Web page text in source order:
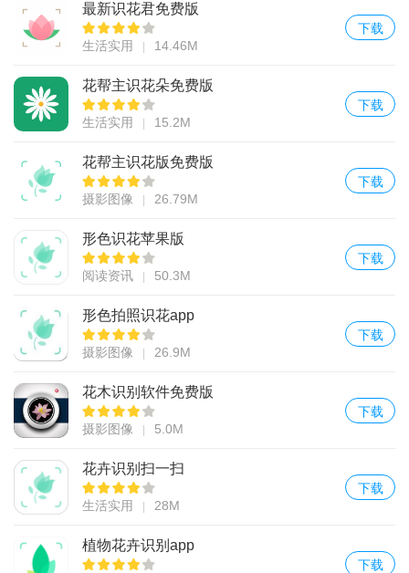
最新识花君免费版
生活实用 14.46M
下载
花帮主识花朵免费版
生活实用 15.2M
下载
花帮主识花版免费版
摄影图像 26.79M
下载
形色识花苹果版
阅读资讯 50.3M
下载
形色拍照识花app
摄影图像 26.9M
下载
花木识别软件免费版
摄影图像 5.0M
下载
花卉识别扫一扫
生活实用 28M
下载
植物花卉识别app
下载